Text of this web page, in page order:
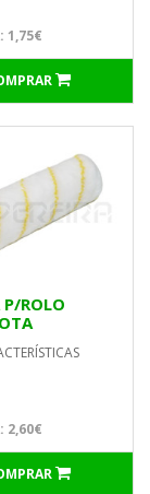
1,75€
P/ROLO
E
2,60€